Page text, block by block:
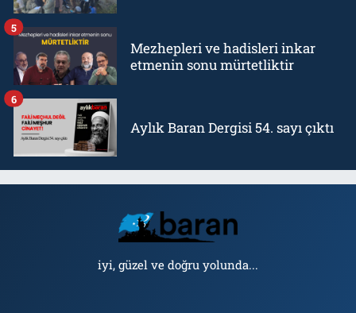
Mezhepleri ve hadisleri inkar
etmenin sonu mürtetliktir
5
Aylık Baran Dergisi 54. sayı çıktı
6
iyi, güzel ve doğru yolunda...